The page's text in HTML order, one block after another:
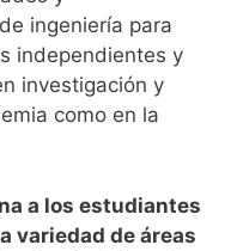
ingeniería para
independientes y
investigación y
como en la
a los estudiantes
variedad de áreas